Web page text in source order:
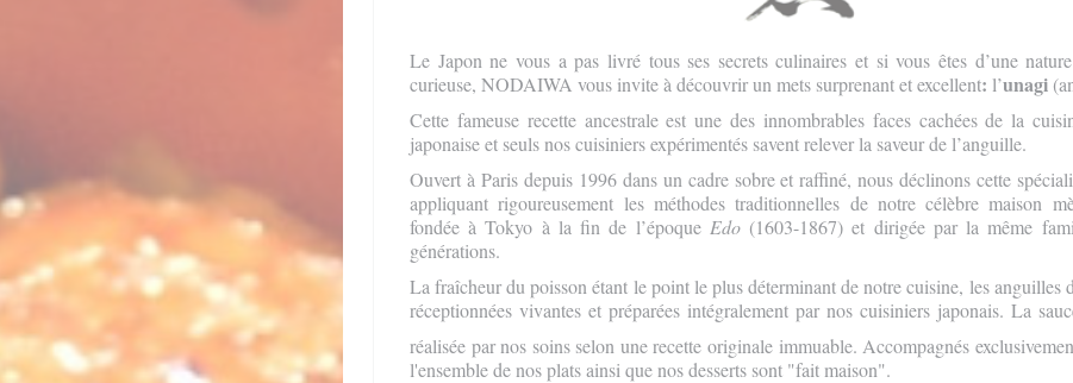
Le Japon ne vous a pas livré tous ses secrets culinaires et si vous êtes d’une
curieuse, NODAIWA vous invite à découvrir un mets surprenant et excellent: l’unagi
Cette fameuse recette ancestrale est une des innombrables faces cachées de la
japonaise et seuls nos cuisiniers expérimentés savent relever la saveur de l’anguille.
Ouvert à Paris depuis 1996 dans un cadre sobre et raffiné, nous déclinons cette
appliquant rigoureusement les méthodes traditionnelles de notre célèbre maison
fondée à Tokyo à la fin de l’époque Edo(1603-1867) et dirigée par la même
générations.
La fraîcheur du poisson étant le point le plus déterminant de notre cuisine, les anguilles
réceptionnées vivantes et préparées intégralement par nos cuisiniers japonais. La
réalisée par nos soins selon une recette originale immuable. Accompagnés
l'ensemble de nos plats ainsi que nos desserts sont "fait maison".